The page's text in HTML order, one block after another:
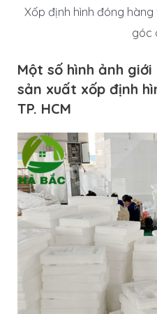
Xốp định hình đóng
góc
Một số hình ảnh
sản xuất xốp định
TP. HCM